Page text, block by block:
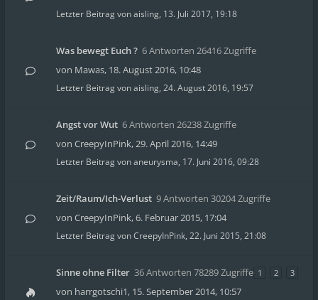
Letzter Beitrag vonaisling, 13. Juli 2017, 19:18
Was bewegt Euch ? 6 Antworten 26416 Zugriffe
von Mawas, 18. August 2016, 10:48
Letzter Beitrag vonaisling, 24. August 2016, 19:57
Angst vor Wut 6 Antworten 26238 Zugriffe
von CreepyInPink,29. April 2016, 14:49
Letzter Beitrag vonaneurysma, 17. Juni 2016, 09:28
Zeit/Raum/Ich-Verlust 9 Antworten 30204 Zugriffe
von CreepyInPink,6. Februar 2015, 17:04
Letzter Beitrag vonCreepyInPink, 22. Juni 2015, 21:08
Sinne ohne Filter 36 Antworten 78289 Zugriffe 1 2 3
von harrgotschi1, 15. September 2014, 10:57